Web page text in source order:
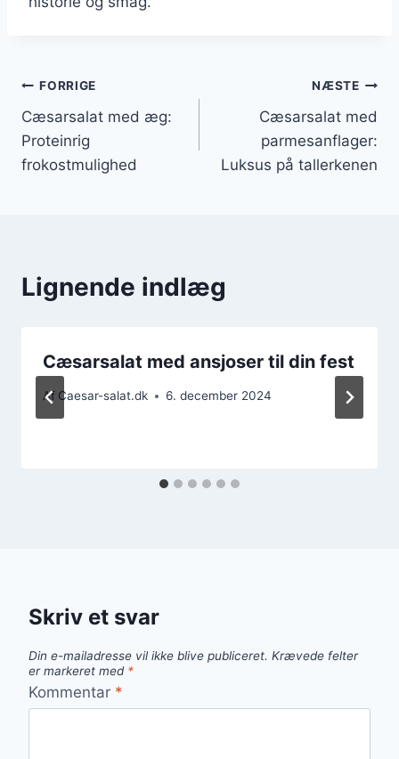
Indlægsnavigation
FORRIGE
Cæsarsalat med æg:
Proteinrig
frokostmulighed
NÆSTE
Cæsarsalat med
parmesanflager:
Luksus på tallerkenen
Lignende indlæg
Cæsarsalat med ansjoser til din fest
Af Caesar-salat.dk 6. december 2024
Skriv et svar
Din e-mailadresse vil ikke blive publiceret. Krævede felter
er markeret med *
Kommentar *